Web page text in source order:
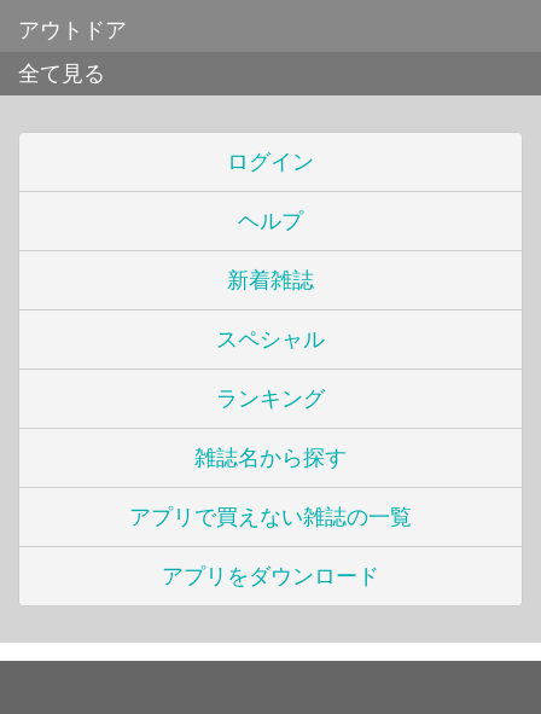
アウトドア
全て見る
ログイン
ヘルプ
新着雑誌
スペシャル
ランキング
雑誌名から探す
アプリで買えない雑誌の一覧
アプリをダウンロード